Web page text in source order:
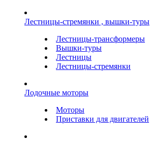
Лестницы-стремянки , вышки-туры
Лестницы-трансформеры
Вышки-туры
Лестницы
Лестницы-стремянки
Лодочные моторы
Моторы
Приставки для двигателей